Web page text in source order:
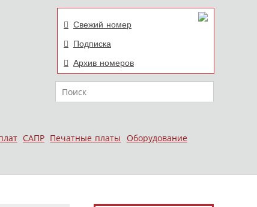
Свежий номер
Подписка
Архив номеров
Поиск
САПР Печатные платы
Оборудование